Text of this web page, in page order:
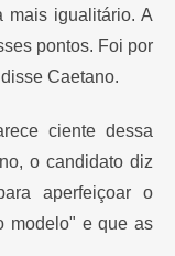
mais igualitário. A
pontos. Foi por
Caetano.
ciente dessa
o candidato diz
aperfeiçoar o
modelo" e que as